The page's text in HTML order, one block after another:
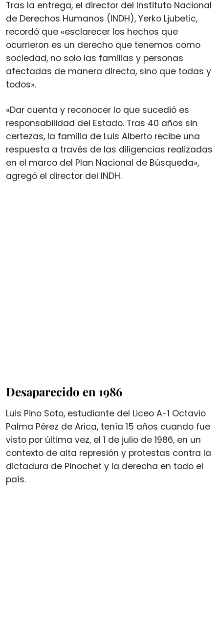
Tras la entrega, el director del Instituto Nacional
de Derechos Humanos (INDH), Yerko Ljubetic,
recordó que «esclarecer los hechos que
ocurrieron es un derecho que tenemos como
sociedad, no solo las familias y personas
afectadas de manera directa, sino que todas y
todos».
«Dar cuenta y reconocer lo que sucedió es
responsabilidad del Estado. Tras 40 años sin
certezas, la familia de Luis Alberto recibe una
respuesta a través de las diligencias realizadas
en el marco del Plan Nacional de Búsqueda»,
agregó el director del INDH.
Desaparecido en 1986
Luis Pino Soto, estudiante del Liceo A-1 Octavio
Palma Pérez de Arica, tenía 15 años cuando fue
visto por última vez, el 1 de julio de 1986, en un
contexto de alta represión y protestas contra la
dictadura de Pinochet y la derecha en todo el
país.